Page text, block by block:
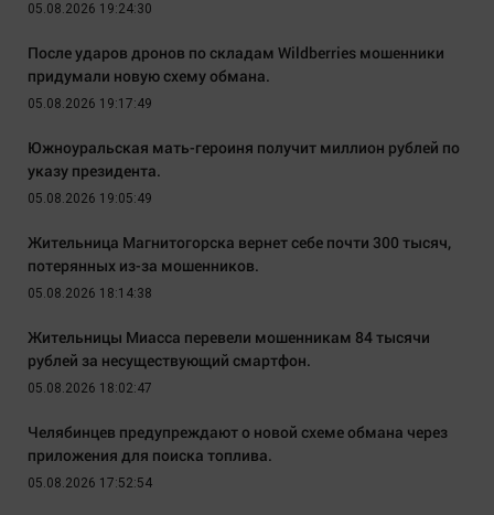
05.08.2026 19:24:30
После ударов дронов по складам Wildberries мошенники
придумали новую схему обмана.
05.08.2026 19:17:49
Южноуральская мать-героиня получит миллион рублей по
указу президента.
05.08.2026 19:05:49
Жительница Магнитогорска вернет себе почти 300 тысяч,
потерянных из-за мошенников.
05.08.2026 18:14:38
Жительницы Миасса перевели мошенникам 84 тысячи
рублей за несуществующий смартфон.
05.08.2026 18:02:47
Челябинцев предупреждают о новой схеме обмана через
приложения для поиска топлива.
05.08.2026 17:52:54